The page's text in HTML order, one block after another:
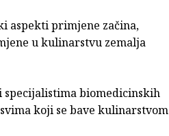
aspekti primjene začina,
u kulinarstvu zemalja
biomedicinskih
koji se bave kulinarstvom